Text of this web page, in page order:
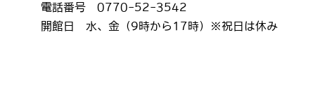
電話番号 0770-52-3542
開館日 水、金（9時から17時）※祝日は休み